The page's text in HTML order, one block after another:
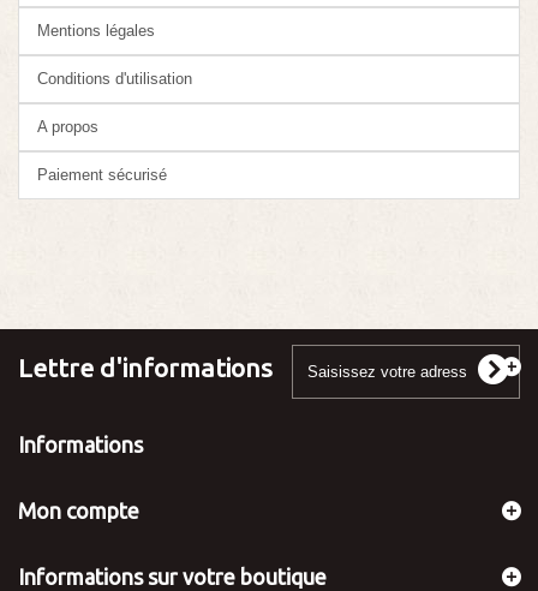
Mentions légales
Conditions d'utilisation
A propos
Paiement sécurisé
Lettre d'informations
Informations
Mon compte
Informations sur votre boutique